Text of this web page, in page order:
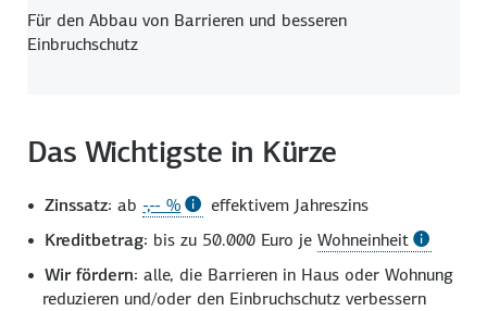
Für den Abbau von Barrieren und besseren
Einbruchschutz
Das Wichtigste in Kürze
Zinssatz: ab -,-- %
effektivem Jahres­zins
Kreditbetrag: bis zu 50.000 Euro jeWohneinheit
Wir fördern: alle, die Barrieren in Haus oder Wohnung
reduzieren und/­oder den Einbruch­schutz verbessern